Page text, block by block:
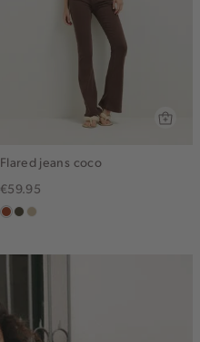
Flared jeans coco
€59.95
bruin
donkerkhaki
lichtzand